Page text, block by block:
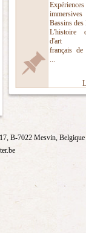
Expériences
Bassins des
L'histoire
d'art
français de
...
B-7022 Mesvin,